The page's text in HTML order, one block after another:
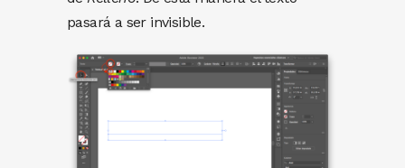
pasará a ser invisible.